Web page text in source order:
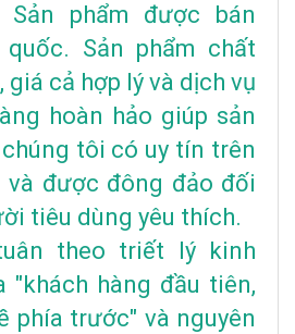
Sản phẩm được bán
Sản phẩm chất
giá cả hợp lý và dịch vụ
hoàn hảo giúp sản
tôi có uy tín trên
được đông đảo đối
tiêu dùng yêu thích.
theo triết lý kinh
"khách hàng đầu tiên,
phía trước" và nguyên